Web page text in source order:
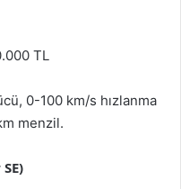
TL
0-100 km/s hızlanma
menzil.